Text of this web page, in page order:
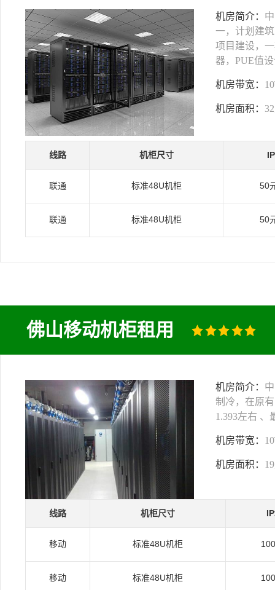
机房简介：
一，计划建
项目建设，
器，PUE值
机房带宽：
机房面积：
线路 机柜尺寸
联通 标准48U机柜 50
联通 标准48U机柜 50
佛山移动机柜租用
机房简介：
制冷，在原
1.393左右 、
机房带宽：
机房面积：
线路 机柜尺寸
移动 标准48U机柜
移动 标准48U机柜